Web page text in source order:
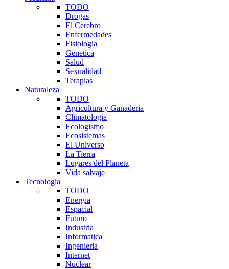
TODO
Drogas
El Cerebro
Enfermedades
Fisiologia
Genetica
Salud
Sexualidad
Terapias
Naturaleza
TODO
Agricultura y Ganaderia
Climatologia
Ecologismo
Ecosistemas
El Universo
La Tierra
Lugares del Planeta
Vida salvaje
Tecnologia
TODO
Energia
Espacial
Futuro
Industria
Informatica
Ingenieria
Internet
Nuclear